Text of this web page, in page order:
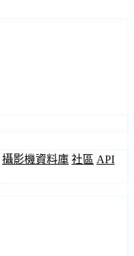
攝影機資料庫 社區 API